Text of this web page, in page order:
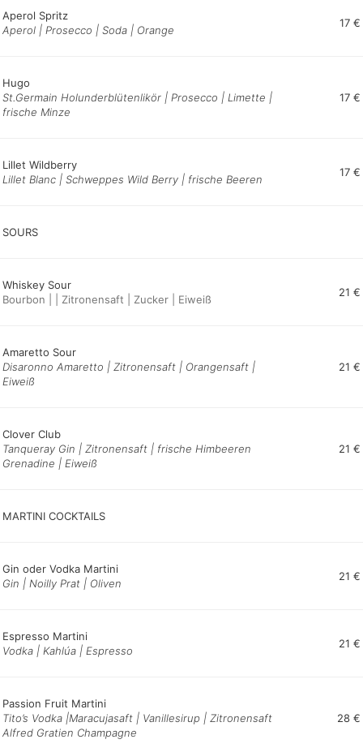
Aperol Spritz
Aperol | Prosecco | Soda | Orange
17 €
Hugo
St.Germain Holunderblütenlikör | Prosecco | Limette |
frische Minze
17 €
Lillet Wildberry
Lillet Blanc | Schweppes Wild Berry | frische Beeren
17 €
SOURS
Whiskey Sour
Bourbon | | Zitronensaft | Zucker | Eiweiß
21 €
Amaretto Sour
Disaronno Amaretto | Zitronensaft | Orangensaft |
Eiweiß
21 €
Clover Club
Tanqueray Gin | Zitronensaft | frische Himbeeren
Grenadine | Eiweiß
21 €
MARTINI COCKTAILS
Gin oder Vodka Martini
Gin | Noilly Prat | Oliven
21 €
Espresso Martini
Vodka | Kahlúa | Espresso
21 €
Passion Fruit Martini
Tito’s Vodka |Maracujasaft | Vanillesirup | Zitronensaft
Alfred Gratien Champagne
28 €